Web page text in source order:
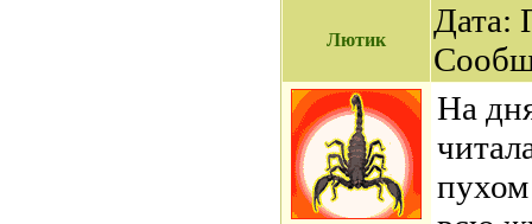
Лютик
Дата:
На